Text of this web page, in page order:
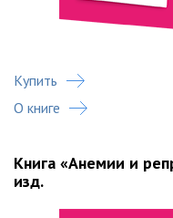
Купить
О книге
Книга «Анемии и
изд.